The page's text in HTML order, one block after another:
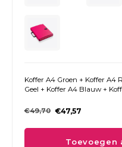
Koffer A4 Groen + Koffer A4
Geel + Koffer A4 Blauw +
€49,70 €47,57
Toevoegen